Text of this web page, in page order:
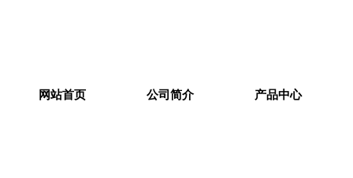
网站首页 公司简介 产品中心